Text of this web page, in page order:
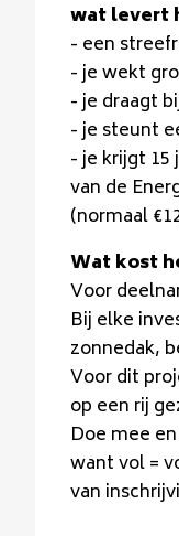
wat levert
- een
- je wekt
- je draagt
- je steunt
- je krijgt 15
van de
(normaal
Wat kost
Voor
Bij elke
zonnedak,
Voor dit
op een rij
Doe mee
want vol =
van